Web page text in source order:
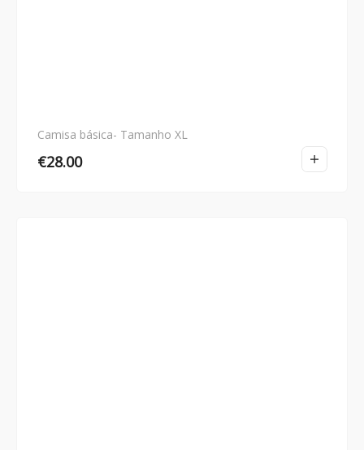
Camisa básica- Tamanho XL
€28.00